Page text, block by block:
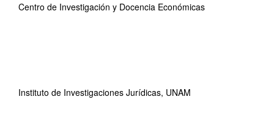
Centro de Investigación y Docencia Económicas
Instituto de Investigaciones Jurídicas, UNAM